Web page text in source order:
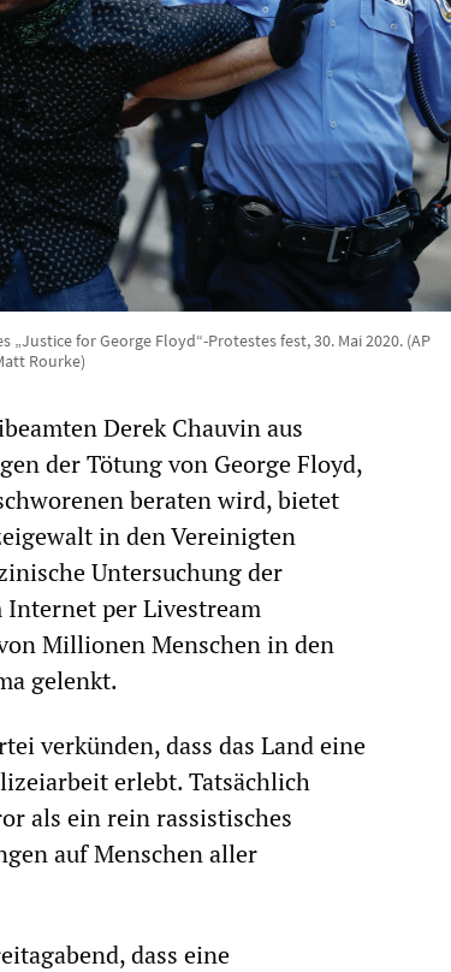
for George Floyd“-Protestes fest, 30. Mai 2020. (AP
Rourke)
Derek Chauvin aus
der Tötung von George Floyd,
beraten wird, bietet
in den Vereinigten
Untersuchung der
per Livestream
Millionen Menschen in den
gelenkt.
verkünden, dass das Land eine
erlebt. Tatsächlich
als ein rein rassistisches
auf Menschen aller
dass eine